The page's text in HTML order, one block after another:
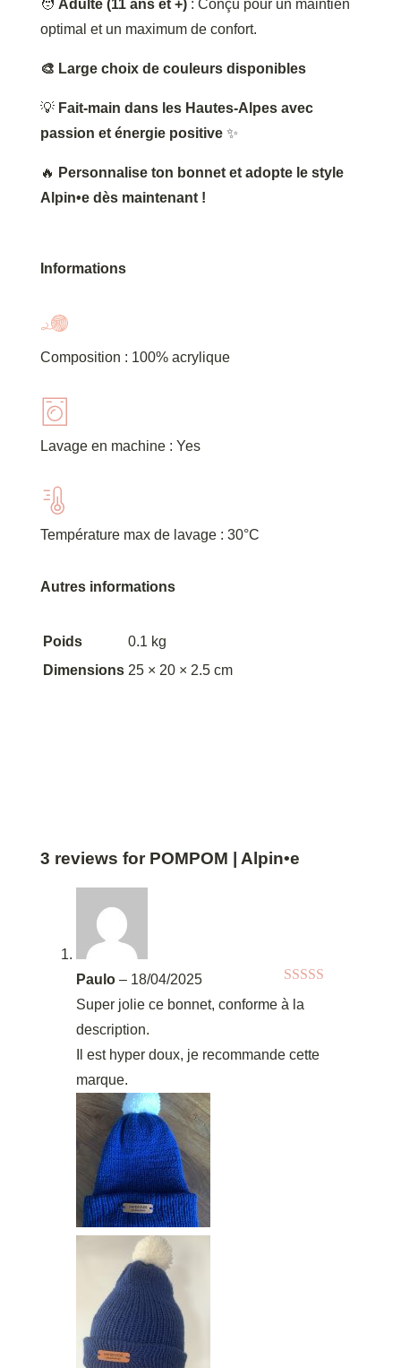
🧑 Adulte (11 ans et +): Conçu pour un maintien
optimal et un maximum de confort.
🎨 Large choix de couleurs disponibles
💡 Fait-main dans les Hautes-Alpes avec
passion et énergie positive✨
🔥 Personnalise ton bonnet et adopte le style
Alpin•e dès maintenant !
Informations
Composition : 100% acrylique
Lavage en machine : Yes
Température max de lavage : 30°C
Autres informations
Poids
0.1 kg
Dimensions 25 × 20 × 2.5 cm
3 reviews for POMPOM | Alpin•e
Note
Paulo – 18/04/2025
Super jolie ce bonnet, conforme à la
description.
Il est hyper doux, je recommande cette
marque.